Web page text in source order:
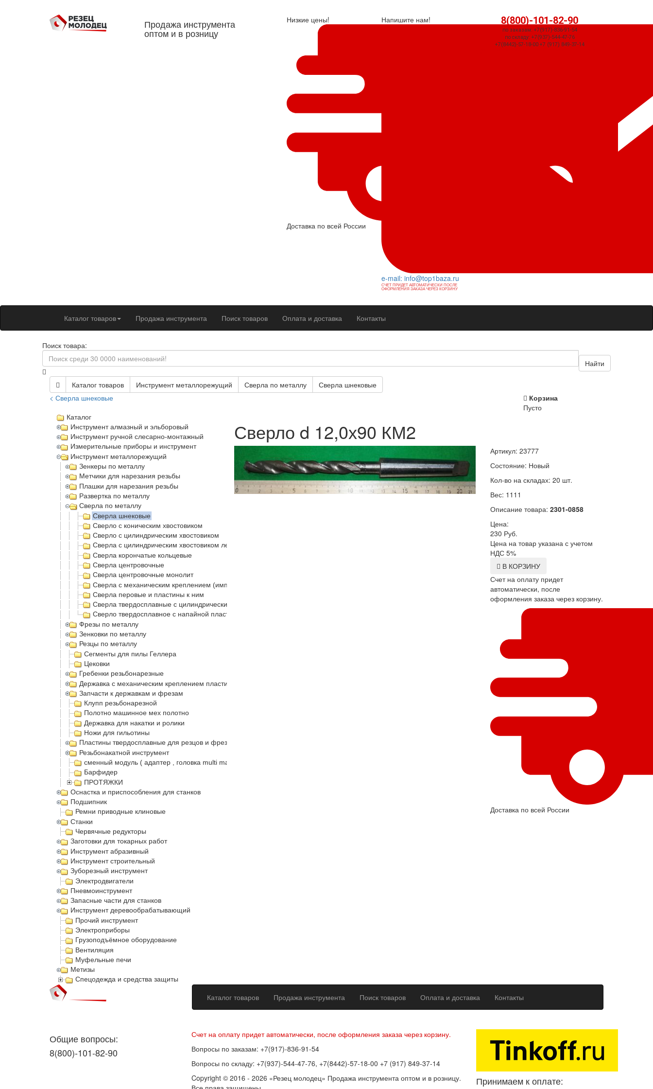
Продажа инструмента
оптом и в розницу
Низкие цены!
Доставка по всей России
Напишите нам!
e-mail: info@top1baza.ru
СЧЕТ ПРИДЕТ АВТОМАТИЧЕСКИ ПОСЛЕ
ОФОРМЛЕНИЯ ЗАКАЗА ЧЕРЕЗ КОРЗИНУ
8(800)-101-82-90
по заказам: +7(917)-836-91-54
по складу: +7(937)-544-47-76
+7(8442)-57-18-00 +7 (917) 849-37-14
Каталог товаров Продажа инструмента Поиск товаров Оплата и доставка Контакты
Поиск товара:
Найти
Каталог товаров Инструмент металлорежущий Сверла по металлу
Сверла шнековые
< Сверла шнековые
Корзина
Пусто
Каталог
Инструмент алмазный и эльборовый
Инструмент ручной слесарно-монтажный
Измерительные приборы и инструмент
Инструмент металлорежущий
Зенкеры по металлу
Метчики для нарезания резьбы
Плашки для нарезания резьбы
Развертка по металлу
Сверла по металлу
Сверла шнековые
Сверло с коническим хвостовиком
Сверло с цилиндрическим хвостовиком
Сверла с цилиндрическим хвостовиком левые
Сверла корончатые кольцевые
Сверла центровочные
Сверла центровочные монолит
Сверла с механическим креплением (импорт)
Сверла перовые и пластины к ним
Сверла твердосплавные с цилиндрическим хвостовиком
Сверло твердосплавное с напайной пластиной
Фрезы по металлу
Зенковки по металлу
Резцы по металлу
Сегменты для пилы Геллера
Цековки
Гребенки резьбонарезные
Державка с механическим креплением пластин
Запчасти к державкам и фрезам
Клупп резьбонарезной
Полотно машинное мех полотно
Державка для накатки и ролики
Ножи для гильотины
Пластины твердосплавные для резцов и фрез
Резьбонакатной инструмент
сменный модуль ( адаптер , головка multi master )
Барфидер
ПРОТЯЖКИ
Оснастка и приспособления для станков
Подшипник
Ремни приводные клиновые
Станки
Червячные редукторы
Заготовки для токарных работ
Инструмент абразивный
Инструмент строительный
Зуборезный инструмент
Электродвигатели
Пневмоинструмент
Запасные части для станков
Инструмент деревообрабатывающий
Прочий инструмент
Электроприборы
Грузоподъёмное оборудование
Вентиляция
Муфельные печи
Метизы
Спецодежда и средства защиты
Сверло d 12,0х90 КМ2
Артикул: 23777
Состояние: Новый
Кол-во на складах: 20 шт.
Вес: 1111
Описание товара: 2301-0858
Цена:
230 Руб.
Цена на товар указана с учетом
НДС 5%
В КОРЗИНУ
Счет на оплату придет
автоматически, после
оформления заказа через корзину.
Доставка по всей России
Каталог товаров Продажа инструмента Поиск товаров Оплата и доставка Контакты
Общие вопросы:
8(800)-101-82-90
Счет на оплату придет автоматически, после оформления заказа через корзину.
Вопросы по заказам: +7(917)-836-91-54
Вопросы по складу: +7(937)-544-47-76, +7(8442)-57-18-00 +7 (917) 849-37-14
Copyright © 2016 - 2026 «Резец молодец» Продажа инструмента оптом и в розницу.
Принимаем к оплате: